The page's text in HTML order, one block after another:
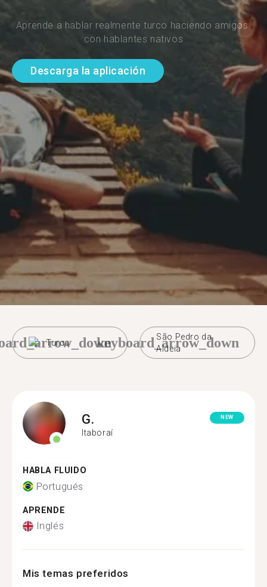
Aprende a hablar realmente turco haciendo amigos
con hablantes nativos
Descarga la aplicación
Turco
São Pedro da
Aldeia
keyboard_arrow_down
G.
Itaboraí
NEW
HABLA FLUIDO
Portugués
APRENDE
Inglés
Mis temas preferidos